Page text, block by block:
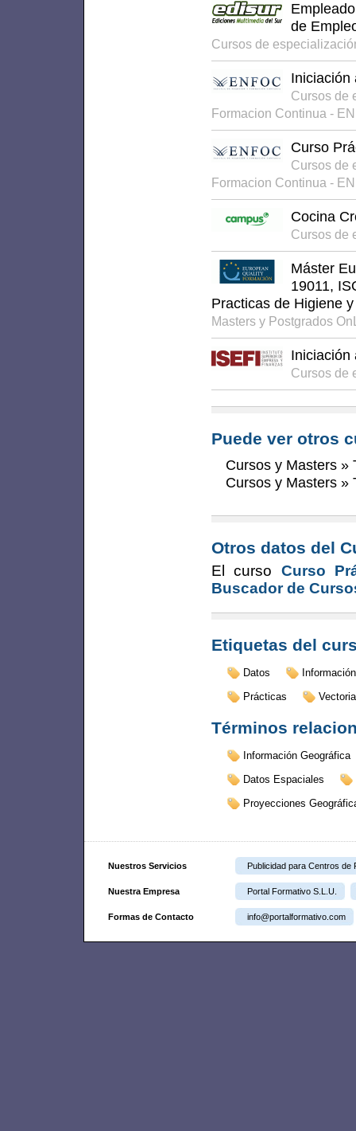
de
Cursos de
Iniciación
Cursos de
Formacion Continua -
Curso
Cursos de
Formacion Continua -
Cocina
Cursos de
Máster
19011,
Practicas de Higiene
Masters y Postgrados
Iniciación
Cursos de
Puede ver otros
Cursos y Masters »
Cursos y Masters »
Otros datos del
El curso Curso
Buscador de
Etiquetas del
Datos
Información
Prácticas
Términos
Información Geográfica
Datos Espaciales
Proyecciones
Nuestros Servicios Publicidad para Centros de
Nuestra Empresa Portal Formativo S.L.U.
Formas de Contacto info@portalformativo.com